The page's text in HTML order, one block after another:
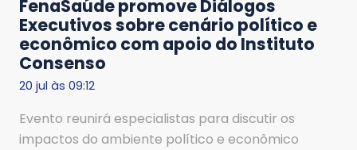
FenaSaúde promove Diálogos
Executivos sobre cenário político e
econômico com apoio do Instituto
Consenso
20 jul às 09:12
Evento reunirá especialistas para discutir os
impactos do ambiente político e econômico